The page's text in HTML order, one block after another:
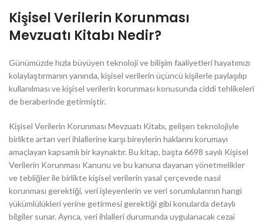
Kişisel Verilerin Korunması
Mevzuatı Kitabı Nedir?
Günümüzde hızla büyüyen teknoloji ve bilişim faaliyetleri hayatımızı
kolaylaştırmanın yanında, kişisel verilerin üçüncü kişilerlepaylaşılıp
kullanılması ve kişisel verilerin korunması konusunda ciddi tehlikeleri
de beraberinde getirmiştir.
Kişisel Verilerin Korunması Mevzuatı Kitabı, gelişen teknolojiyle
birlikte artan veri ihlallerine karşı bireylerin haklarını korumayı
amaçlayan kapsamlı bir kaynaktır. Bu kitap, başta 6698 sayılı Kişisel
Verilerin Korunması Kanunu ve bu kanuna dayanan yönetmelikler
ve tebliğler ile birlikte kişisel verilerin yasal çerçevede nasıl
korunması gerektiği, veri işleyenlerin ve veri sorumlularının hangi
yükümlülükleri yerine getirmesi gerektiği gibi konularda detaylı
bilgiler sunar. Ayrıca, veri ihlalleri durumunda uygulanacak cezai